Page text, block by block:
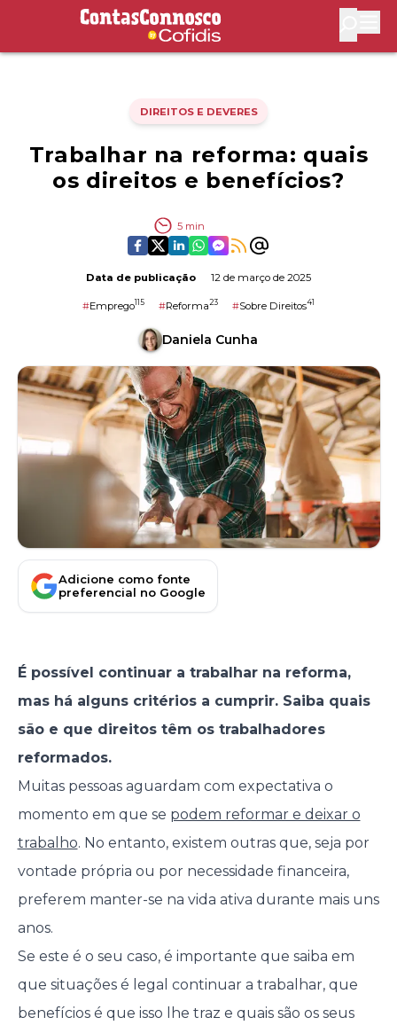
Contas Connosco by Cofidis
DIREITOS E DEVERES
Trabalhar na reforma: quais
os direitos e benefícios?
5 min
Data de publicação 12 de março de 2025
#Emprego115 #Reforma23 #Sobre Direitos41
Daniela Cunha
Adicione como fonte
preferencial no Google
É possível continuar a trabalhar na reforma,
mas há alguns critérios a cumprir. Saiba quais
são e que direitos têm os trabalhadores
reformados.
Muitas pessoas aguardam com expectativa o
momento em que se podem reformar e deixar o
trabalho. No entanto, existem outras que, seja por
vontade própria ou por necessidade financeira,
preferem manter-se na vida ativa durante mais uns
anos.
Se este é o seu caso, é importante que saiba em
que situações é legal continuar a trabalhar, que
benefícios é que isso lhe traz e quais são os seus